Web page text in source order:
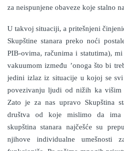
za neispunjene obaveze koje stalno
U takvoj situaciji, a pritešnjeni
Skupštine stanara preko noći
PIB-ovima, računima i statutima),
vakuumom između ’onoga što bi
jedini izlaz iz situacije u kojoj se
povezivanju ljudi od nižih ka višim
Zato je za nas upravo Skupština
društva od koje mislimo da ima
skupština stanara najčešće su
njihove individualne umešnosti